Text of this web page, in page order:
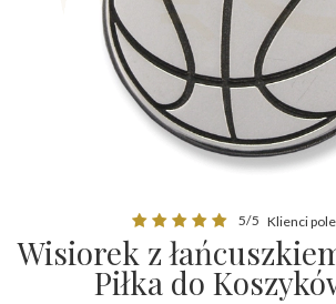
5/5 Klienci
Wisiorek z
Piłka do